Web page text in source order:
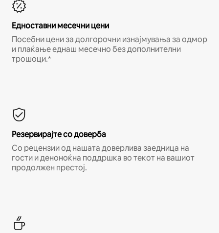
Едноставни месечни цени
Посебни цени за долгорочни изнајмувања за одмор
и плаќање еднаш месечно без дополнителни
трошоци.*
Резервирајте со доверба
Со рецензии од нашата доверлива заедница на
гости и деноноќна поддршка во текот на вашиот
продолжен престој.